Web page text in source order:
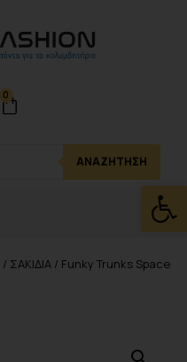
ΑΝΑΖΉΤΗΣΗ
0
/ ΣΑΚΙΔΙΑ / Funky Trunks Space